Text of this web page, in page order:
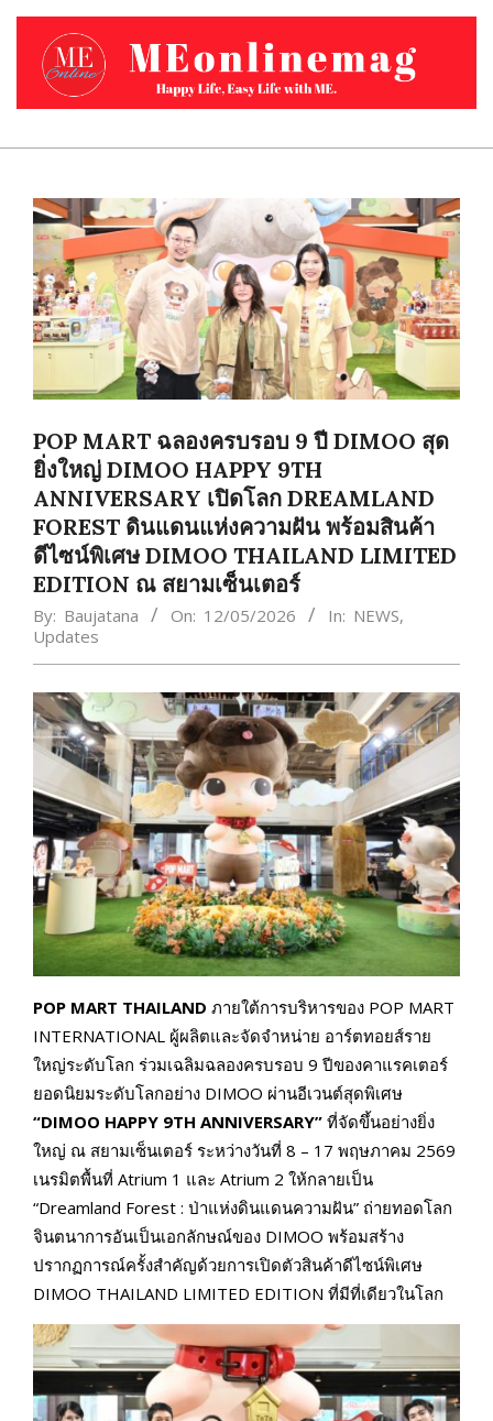
Skip
content
Primary
Menu
POP MART ฉลองครบรอบ 9 ปี DIMOO สุด
ยิ่งใหญ่ DIMOO HAPPY 9TH
ANNIVERSARY เปิดโลก DREAMLAND
FOREST ดินแดนแห่งความฝัน พร้อมสินค้า
ดีไซน์พิเศษ DIMOO THAILAND LIMITED
EDITION ณ สยามเซ็นเตอร์
By: Baujatana On: 12/05/2026 In: NEWS,
Updates
POP MART THAILAND ภายใต้การบริหารของ POP MART
INTERNATIONAL ผู้ผลิตและจัดจำหน่าย อาร์ตทอยส์ราย
ใหญ่ระดับโลก ร่วมเฉลิมฉลองครบรอบ 9 ปีของคาแรคเตอร์
ยอดนิยมระดับโลกอย่าง DIMOO ผ่านอีเวนต์สุดพิเศษ
“DIMOO HAPPY 9TH ANNIVERSARY” ที่จัดขึ้นอย่างยิ่ง
ใหญ่ ณ สยามเซ็นเตอร์ ระหว่างวันที่ 8 – 17 พฤษภาคม 2569
เนรมิตพื้นที่ Atrium 1 และ Atrium 2 ให้กลายเป็น
“Dreamland Forest : ป่าแห่งดินแดนความฝัน” ถ่ายทอดโลก
จินตนาการอันเป็นเอกลักษณ์ของ DIMOO พร้อมสร้าง
ปรากฏการณ์ครั้งสำคัญด้วยการเปิดตัวสินค้าดีไซน์พิเศษ
DIMOO THAILAND LIMITED EDITION ที่มีที่เดียวในโลก